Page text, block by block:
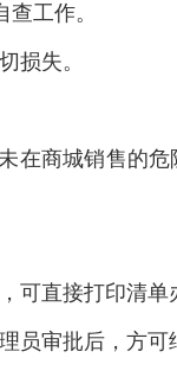
查工作。
损失。
在商城销售的
可直接打印清单
员审批后，方可